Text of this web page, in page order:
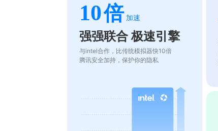
10倍 加速
强强联合 极速引擎
与intel合作，比传统模拟器快10倍
腾讯安全加持，保护你的隐私